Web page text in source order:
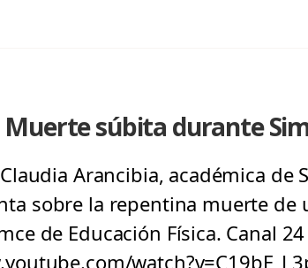
Muerte súbita durante
Arancibia, académica de
sobre la repentina muerte
de Educación Física. Canal